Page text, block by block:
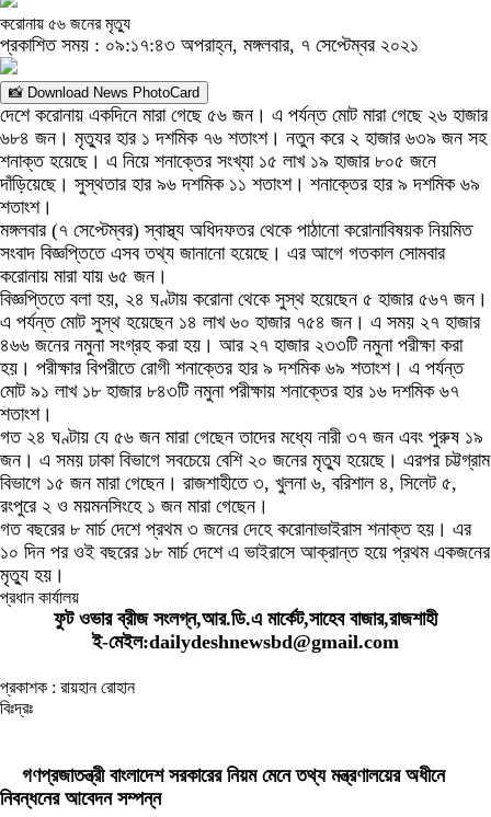
করোনায় ৫৬ জনের মৃত্যু
প্রকাশিত সময় : ০৯:১৭:৪৩ অপরাহ্ন, মঙ্গলবার, ৭ সেপ্টেম্বর ২০২১
📸 Download News PhotoCard
দেশে করোনায় একদিনে মারা গেছে ৫৬ জন। এ পর্যন্ত মোট মারা গেছে ২৬ হাজার
৬৮৪ জন। মৃত্যুর হার ১ দশমিক ৭৬ শতাংশ। নতুন করে ২ হাজার ৬৩৯ জন সহ
শনাক্ত হয়েছে। এ নিয়ে শনাক্তের সংখ্যা ১৫ লাখ ১৯ হাজার ৮০৫ জনে
দাঁড়িয়েছে। সুস্থতার হার ৯৬ দশমিক ১১ শতাংশ। শনাক্তের হার ৯ দশমিক ৬৯
শতাংশ।
মঙ্গলবার (৭ সেপ্টেম্বর) স্বাস্থ্য অধিদফতর থেকে পাঠানো করোনাবিষয়ক নিয়মিত
সংবাদ বিজ্ঞপ্তিতে এসব তথ্য জানানো হয়েছে। এর আগে গতকাল সোমবার
করোনায় মারা যায় ৬৫ জন।
বিজ্ঞপ্তিতে বলা হয়, ২৪ ঘণ্টায় করোনা থেকে সুস্থ হয়েছেন ৫ হাজার ৫৬৭ জন।
এ পর্যন্ত মোট সুস্থ হয়েছেন ১৪ লাখ ৬০ হাজার ৭৫৪ জন। এ সময় ২৭ হাজার
৪৬৬ জনের নমুনা সংগ্রহ করা হয়। আর ২৭ হাজার ২৩৩টি নমুনা পরীক্ষা করা
হয়। পরীক্ষার বিপরীতে রোগী শনাক্তের হার ৯ দশমিক ৬৯ শতাংশ। এ পর্যন্ত
মোট ৯১ লাখ ১৮ হাজার ৮৪৩টি নমুনা পরীক্ষায় শনাক্তের হার ১৬ দশমিক ৬৭
শতাংশ।
গত ২৪ ঘণ্টায় যে ৫৬ জন মারা গেছেন তাদের মধ্যে নারী ৩৭ জন এবং পুরুষ ১৯
জন। এ সময় ঢাকা বিভাগে সবচেয়ে বেশি ২০ জনের মৃত্যু হয়েছে। এরপর চট্টগ্রাম
বিভাগে ১৫ জন মারা গেছেন। রাজশাহীতে ৩, খুলনা ৬, বরিশাল ৪, সিলেট ৫,
রংপুরে ২ ও ময়মনসিংহে ১ জন মারা গেছেন।
গত বছরের ৮ মার্চ দেশে প্রথম ৩ জনের দেহে করোনাভাইরাস শনাক্ত হয়। এর
১০ দিন পর ওই বছরের ১৮ মার্চ দেশে এ ভাইরাসে আক্রান্ত হয়ে প্রথম একজনের
মৃত্যু হয়।
প্রধান কার্যালয়
ফুট ওভার ব্রীজ সংলগ্ন,আর.ডি.এ মার্কেট,সাহেব বাজার,রাজশাহী
ই-মেইল:dailydeshnewsbd@gmail.com
প্রকাশক : রায়হান রোহান
বিঃদ্রঃ
গণপ্রজাতন্ত্রী বাংলাদেশ সরকারের নিয়ম মেনে তথ্য মন্ত্রণালয়ের অধীনে
নিবন্ধনের আবেদন সম্পন্ন